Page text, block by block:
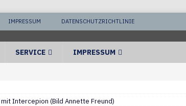
IMPRESSUM DATENSCHUTZRICHTLINIE
SERVICE IMPRESSUM
Intercepion (Bild Annette Freund)